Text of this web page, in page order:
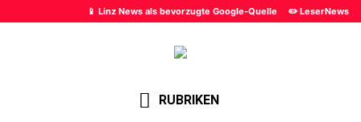
📱 Linz News als bevorzugte Google-Quelle ✏️ LeserNews
RUBRIKEN